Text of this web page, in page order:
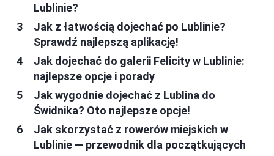
Lublinie?
Jak z łatwością dojechać po Lublinie?
Sprawdź najlepszą aplikację!
Jak dojechać do galerii Felicity w Lublinie:
najlepsze opcje i porady
Jak wygodnie dojechać z Lublina do
Świdnika? Oto najlepsze opcje!
Jak skorzystać z rowerów miejskich w
Lublinie — przewodnik dla początkujących